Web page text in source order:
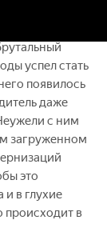
успел стать
появилось
даже
с ним
загруженном
это
и в глухие
происходит в